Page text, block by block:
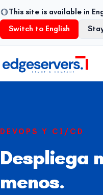
This site is available in
Switch to English
DEVOPS Y CI/CD
Despliega
menos.